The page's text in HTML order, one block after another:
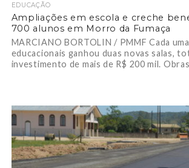
EDUCAÇÃO
Ampliações em escola e creche
700 alunos em Morro da Fumaça
MARCIANO BORTOLIN / PMMF Cada
educacionais ganhou duas novas salas,
investimento de mais de R$ 200 mil.